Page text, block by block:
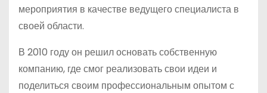
мероприятия в качестве ведущего специалиста в
своей области.
В 2010 году он решил основать собственную
компанию, где смог реализовать свои идеи и
поделиться своим профессиональным опытом с